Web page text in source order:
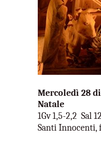
Mercoledì 28
Natale
1Gv 1,5-2,2 Sal
Santi Innocenti,